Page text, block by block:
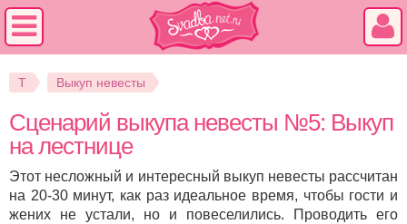
Т Выкуп невесты
Сценарий выкупа невесты №5: Выкуп
на лестнице
Этот несложный и интересный выкуп невесты рассчитан
на 20-30 минут, как раз идеальное время, чтобы гости и
жених не устали, но и повеселились. Проводить его